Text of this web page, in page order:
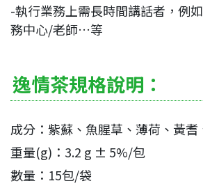
-執行業務上需長時間講話者，例
務中心/老師…等
逸情茶規格說明：
成分：紫蘇、魚腥草、薄荷、黃耆
重量(g)：3.2 g ± 5%/包
數量：15包/袋